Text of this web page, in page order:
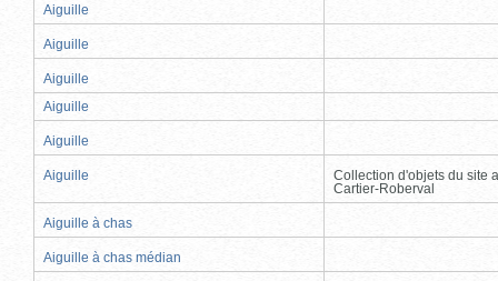
Aiguille
Aiguille
Aiguille
Aiguille
Aiguille
Aiguille
Collection d'objets du site
Cartier-Roberval
Aiguille à chas
Aiguille à chas médian